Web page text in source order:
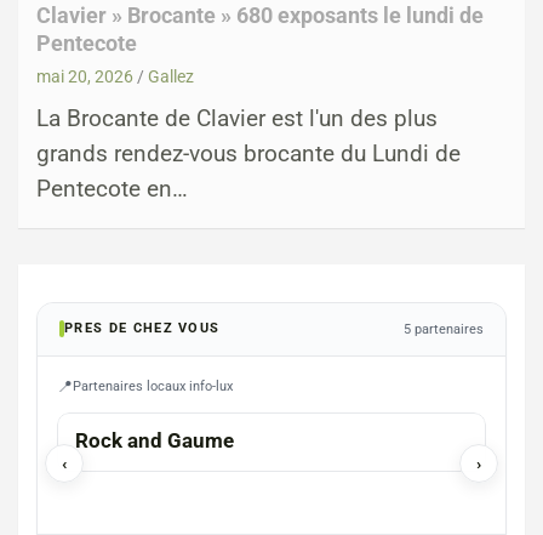
Clavier » Brocante » 680 exposants le lundi de
Pentecote
mai 20, 2026 Gallez
La Brocante de Clavier est l'un des plus
grands rendez-vous brocante du Lundi de
Pentecote en…
PRES DE CHEZ VOUS 5 partenaires
Partenaires locaux info-lux
‹ ›
GAUME
Rock and Gaume